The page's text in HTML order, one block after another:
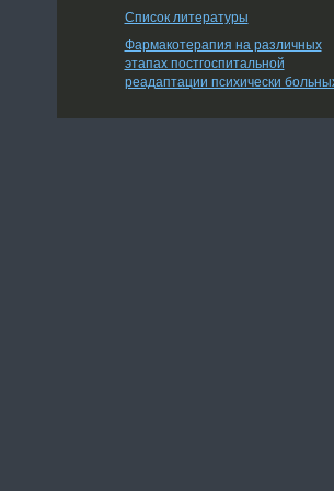
Список литературы
Фармакотерапия на различных
этапах постгоспитальной
реадаптации психически